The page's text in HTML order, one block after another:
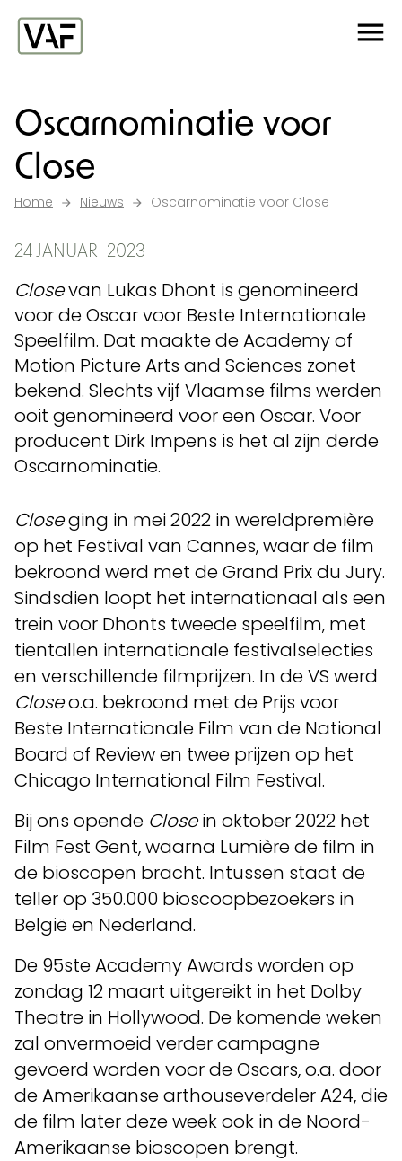
Ga verder naar de inhoud
Oscarnominatie voor
Close
Home Nieuws Oscarnominatie voor Close
24 JANUARI 2023
Closevan Lukas Dhont is genomineerd
voor de Oscar voor Beste Internationale
Speelfilm. Dat maakte de Academy of
Motion Picture Arts and Sciences zonet
bekend. Slechts vijf Vlaamse films werden
ooit genomineerd voor een Oscar. Voor
producent Dirk Impens is het al zijn derde
Oscarnominatie.
Closeging in mei 2022 in wereldpremière
op het Festival van Cannes, waar de film
bekroond werd met de Grand Prix du Jury.
Sindsdien loopt het internationaal als een
trein voor Dhonts tweede speelfilm, met
tientallen internationale festivalselecties
en verschillende filmprijzen. In de VS werd
Closeo.a. bekroond met de Prijs voor
Beste Internationale Film van de National
Board of Review en twee prijzen op het
Chicago International Film Festival.
Bij ons opende Closein oktober 2022 het
Film Fest Gent, waarna Lumière de film in
de bioscopen bracht. Intussen staat de
teller op 350.000 bioscoopbezoekers in
België en Nederland.
De 95ste Academy Awards worden op
zondag 12 maart uitgereikt in het Dolby
Theatre in Hollywood. De komende weken
zal onvermoeid verder campagne
gevoerd worden voor de Oscars, o.a. door
de Amerikaanse arthouseverdeler A24, die
de film later deze week ook in de Noord-
Amerikaanse bioscopen brengt.